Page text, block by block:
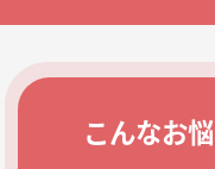
こんなお